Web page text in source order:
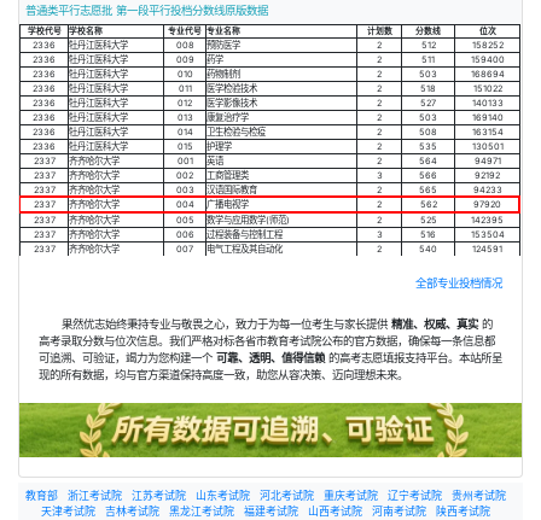
普通类平行志愿批 第一段平行投档分数线原版数据
学校代号 学校名称 专业代号 专业名称 计划数 分数线
位次
2336
牡丹江医科大学 008 预防医学 2 512
158252
2336
牡丹江医科大学 009 药学 2 511
159400
2336
牡丹江医科大学 010 药物制剂 2 503
168694
2336
牡丹江医科大学 011 医学检验技术 2 518
151022
2336
牡丹江医科大学 012 医学影像技术 2 527
140133
2336
牡丹江医科大学 013 康复治疗学 2 503
169140
2336
牡丹江医科大学 014 卫生检验与检疫 2 508
163154
2336
牡丹江医科大学 015 护理学 2 535
130501
2337
齐齐哈尔大学 001 英语 2 564
94971
2337
齐齐哈尔大学 002 工商管理类 3 566
92192
2337
齐齐哈尔大学 003 汉语国际教育 2 565
94233
2337
齐齐哈尔大学 004 广播电视学 2 562
97920
2337
齐齐哈尔大学 005 数学与应用数学(师范) 2 525
142395
2337
齐齐哈尔大学 006 过程装备与控制工程 3 516
153504
2337
齐齐哈尔大学 007 电气工程及其自动化 2 540 124591
全部专业投档情况
果然优志始终秉持专业与敬畏之心，致力于为每一位考生与家长提供 精准、权威、真实的
高考录取分数与位次信息。我们严格对标各省市教育考试院公布的官方数据，确保每一条信息都
可追溯、可验证，竭力为您构建一个 可靠、透明、值得信赖 的高考志愿填报支持平台。本站所呈
现的所有数据，均与官方渠道保持高度一致，助您从容决策、迈向理想未来。
教育部 浙江考试院 江苏考试院 山东考试院 河北考试院 重庆考试院 辽宁考试院
贵州考试院
天津考试院
吉林考试院 黑龙江考试院 福建考试院 山西考试院 河南考试院
陕西考试院